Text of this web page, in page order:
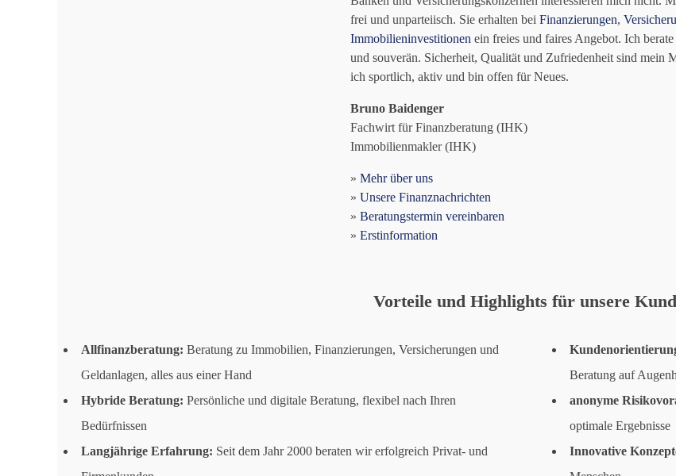
frei und unparteiisch. Sie erhalten bei Finanzierungen,
Immobilieninvestitionen ein freies und faires Angebot. Ich
und souverän. Sicherheit, Qualität und Zufriedenheit sind mein
ich sportlich, aktiv und bin offen für Neues.
Bruno Baidenger
Fachwirt für Finanzberatung (IHK)
Immobilienmakler (IHK)
» Mehr über uns
» Unsere Finanznachrichten
» Beratungstermin vereinbaren
» Erstinformation
Vorteile und Highlights für unsere
Allfinanzberatung: Beratung zu Immobilien, Finanzierungen, Versicherungen und
Geldanlagen, alles aus einer Hand
Hybride Beratung: Persönliche und digitale Beratung, flexibel nach Ihren
Bedürfnissen
Langjährige Erfahrung: Seit dem Jahr 2000 beraten wir erfolgreich Privat- und
Beratung auf
anonyme
optimale Ergebnisse
Innovative